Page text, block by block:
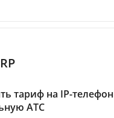
тариф на IP-
АТС